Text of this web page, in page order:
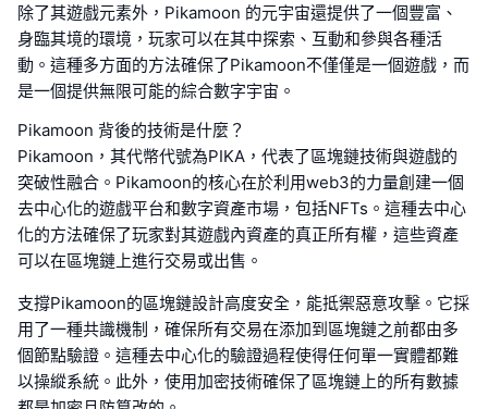
除了其遊戲元素外，Pikamoon 的元宇宙還提供了一個豐富、
身臨其境的環境，玩家可以在其中探索、互動和參與各種活
動。這種多方面的方法確保了Pikamoon不僅僅是一個遊戲，而
是一個提供無限可能的綜合數字宇宙。
Pikamoon 背後的技術是什麼？
Pikamoon，其代幣代號為PIKA，代表了區塊鏈技術與遊戲的
突破性融合。Pikamoon的核心在於利用web3的力量創建一個
去中心化的遊戲平台和數字資產市場，包括NFTs。這種去中心
化的方法確保了玩家對其遊戲內資產的真正所有權，這些資產
可以在區塊鏈上進行交易或出售。
支撐Pikamoon的區塊鏈設計高度安全，能抵禦惡意攻擊。它採
用了一種共識機制，確保所有交易在添加到區塊鏈之前都由多
個節點驗證。這種去中心化的驗證過程使得任何單一實體都難
以操縱系統。此外，使用加密技術確保了區塊鏈上的所有數據